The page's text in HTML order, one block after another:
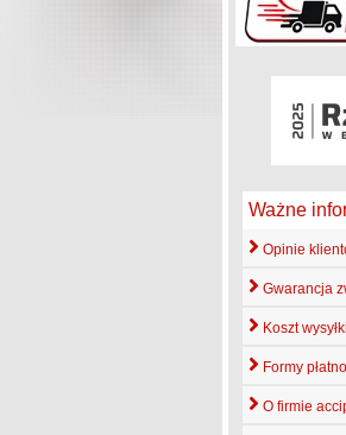
Ważne
Opinie
Gwarancja
Koszt wysyłki
Formy
O firmie